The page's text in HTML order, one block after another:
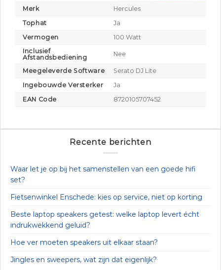
Merk
Hercules
Tophat
Ja
Vermogen
100 Watt
Inclusief
Afstandsbediening
Nee
Meegeleverde Software
Serato DJ Lite
Ingebouwde Versterker
Ja
EAN Code
8720105707452
Recente berichten
Waar let je op bij het samenstellen van een goede hifi
set?
Fietsenwinkel Enschede: kies op service, niet op korting
Beste laptop speakers getest: welke laptop levert écht
indrukwekkend geluid?
Hoe ver moeten speakers uit elkaar staan?
Jingles en sweepers, wat zijn dat eigenlijk?